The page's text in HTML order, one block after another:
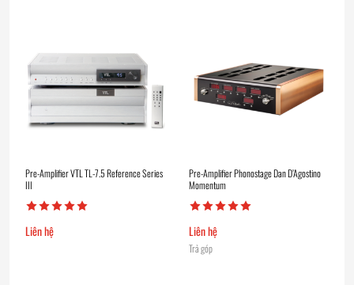
Pre-Amplifier VTL TL-7.5 Reference Series
III
Liên hệ
Pre-Amplifier Phonostage Dan D’Agostino
Momentum
Liên hệ
Trả góp